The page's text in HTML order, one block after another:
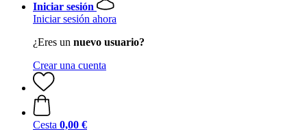
Iniciar sesión
Iniciar sesión ahora
¿Eres un nuevo usuario?
Crear una cuenta
Cesta 0,00 €